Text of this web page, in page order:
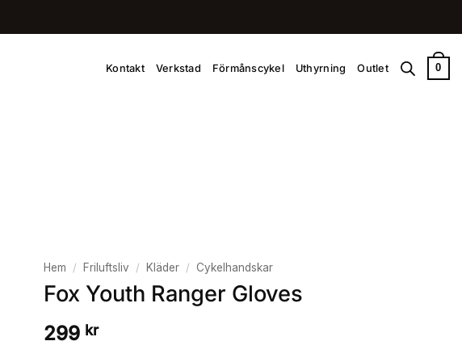
Kontakt Verkstad Förmånscykel Uthyrning Outlet 0
Hem / Friluftsliv / Kläder / Cykelhandskar
Fox Youth Ranger Gloves
299 kr